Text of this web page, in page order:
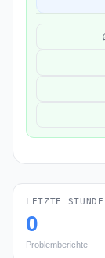
LETZTE STUNDE
0
Problemberichte